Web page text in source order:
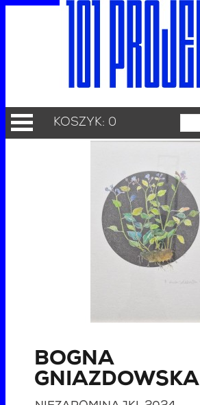
KOSZYK: 0
BOGNA
GNIAZDOWSKA